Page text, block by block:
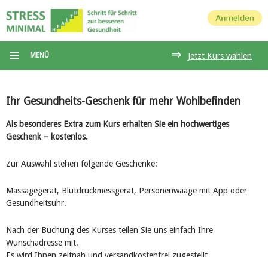
Anmelden
⇒ Jetzt Kurs wählen
MENÜ
Ihr Gesundheits-Geschenk für mehr Wohlbefinden
Als besonderes Extra zum Kurs erhalten Sie ein hochwertiges
Geschenk – kostenlos.
Zur Auswahl stehen folgende Geschenke:
Massagegerät, Blutdruckmessgerät, Personenwaage mit App oder
Gesundheitsuhr.
Nach der Buchung des Kurses teilen Sie uns einfach Ihre
Wunschadresse mit.
Es wird Ihnen zeitnah und versandkostenfrei zugestellt.